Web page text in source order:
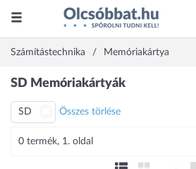
Számítástechnika Memóriakártya
SD Memóriakártyák
SD Összes törlése
0 termék, 1. oldal